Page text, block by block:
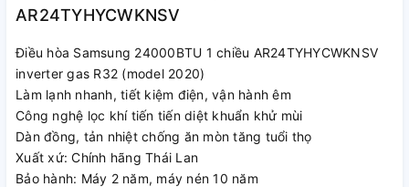
AR24TYHYCWKNSV
Điều hòa Samsung 24000BTU 1 chiều AR24TYHYCWKNSV
inverter gas R32 (model 2020)
Làm lạnh nhanh, tiết kiệm điện, vận hành êm
Công nghệ lọc khí tiến tiến diệt khuẩn khử mùi
Dàn đồng, tản nhiệt chống ăn mòn tăng tuổi thọ
Xuất xứ: Chính hãng Thái Lan
Bảo hành: Máy 2 năm, máy nén 10 năm